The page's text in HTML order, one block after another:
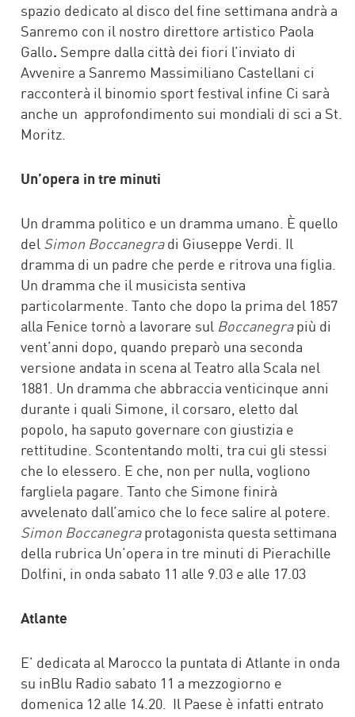
spazio dedicato al disco del fine settimana andrà a
Sanremo con il nostro direttore artistico Paola
Gallo. Sempre dalla città dei fiori l’inviato di
Avvenire a Sanremo Massimiliano Castellani ci
racconterà il binomio sport festival infine Ci sarà
anche un approfondimento sui mondiali di sci a St.
Moritz.
Un’opera in tre minuti
Un dramma politico e un dramma umano. È quello
del Simon Boccanegradi Giuseppe Verdi. Il
dramma di un padre che perde e ritrova una figlia.
Un dramma che il musicista sentiva
particolarmente. Tanto che dopo la prima del 1857
alla Fenice tornò a lavorare sul Boccanegrapiù di
vent’anni dopo, quando preparò una seconda
versione andata in scena al Teatro alla Scala nel
1881. Un dramma che abbraccia venticinque anni
durante i quali Simone, il corsaro, eletto dal
popolo, ha saputo governare con giustizia e
rettitudine. Scontentando molti, tra cui gli stessi
che lo elessero. E che, non per nulla, vogliono
fargliela pagare. Tanto che Simone finirà
avvelenato dall’amico che lo fece salire al potere.
Simon Boccanegraprotagonista questa settimana
della rubrica Un’opera in tre minuti di Pierachille
Dolfini, in onda sabato 11 alle 9.03 e alle 17.03
Atlante
E’ dedicata al Marocco la puntata di Atlante in onda
su inBlu Radio sabato 11 a mezzogiorno e
domenica 12 alle 14.20. Il Paese è infatti entrato